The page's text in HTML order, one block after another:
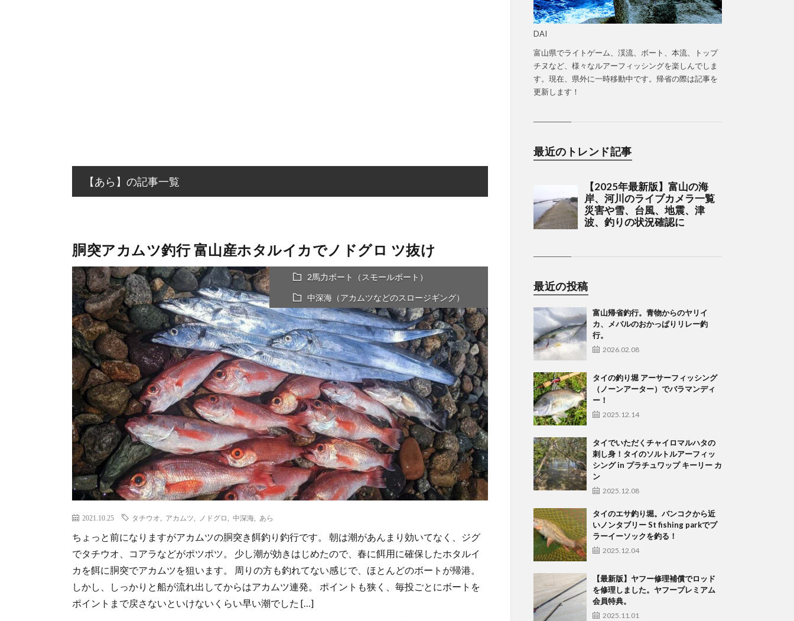
【あら】の記事一覧
胴突アカムツ釣行 富山産ホタルイカでノドグロ ツ抜け
2馬力ボート（スモールボート）
中深海（アカムツなどのスロージギング）
2021.10.25 タチウオ アカムツ ノドグロ 中深海 あら
ちょっと前になりますがアカムツの胴突き餌釣り釣行です。 朝は潮があんまり効いてなく、ジグ
でタチウオ、コアラなどがポツポツ。 少し潮が効きはじめたので、春に餌用に確保したホタルイ
カを餌に胴突でアカムツを狙います。 周りの方も釣れてない感じで、ほとんどのボートが帰港。
しかし、しっかりと船が流れ出してからはアカムツ連発。 ポイントも狭く、毎投ごとにボートを
ポイントまで戻さないといけないくらい早い潮でした […]
DAI
富山県でライトゲーム、渓流、ボート、本流、トップ
チヌなど、様々なルアーフィッシングを楽しんでしま
す。現在、県外に一時移動中です。帰省の際は記事を
更新します！
最近のトレンド記事
最近の投稿
富山帰省釣行。青物からのヤリイ
カ、メバルのおかっぱりリレー釣
行。
2026.02.08
タイの釣り堀 アーサーフィッシング
（ノーンアーター）でバラマンディ
ー！
2025.12.14
タイでいただくチャイロマルハタの
刺し身！タイのソルトルアーフィッ
シング in プラチュワップ キーリー カ
ン
2025.12.08
タイのエサ釣り堀。バンコクから近
いノンタブリー St fishing parkでプ
ラーイーソックを釣る！
2025.12.04
【最新版】ヤフー修理補償でロッド
を修理しました。ヤフープレミアム
会員特典。
2025.11.01